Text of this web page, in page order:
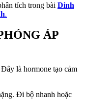
tích trong bài Dinh
.
ÁP
là hormone tạo cảm
Đi bộ nhanh hoặc